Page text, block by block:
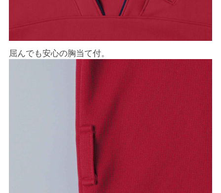
屈んでも安心の胸当て付。